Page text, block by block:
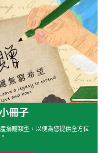
冊子
捐贈類型，以便為您提供全方位